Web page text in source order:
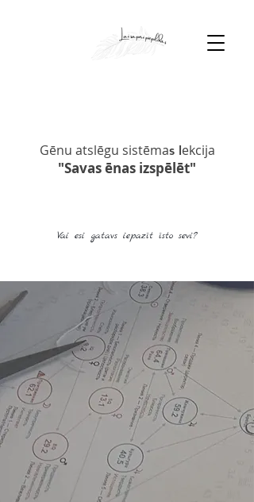
Gēnu atslēgu sistēmas lekcija
"Savas ēnas izspēlēt"
Vai esi gatavs iepazīt īsto sevi?